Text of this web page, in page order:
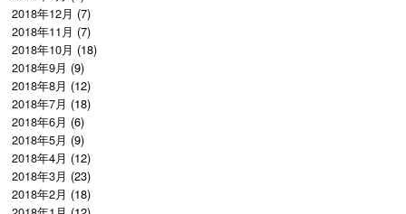
2018年12月 (7)
2018年11月 (7)
2018年10月 (18)
2018年9月 (9)
2018年8月 (12)
2018年7月 (18)
2018年6月 (6)
2018年5月 (9)
2018年4月 (12)
2018年3月 (23)
2018年2月 (18)